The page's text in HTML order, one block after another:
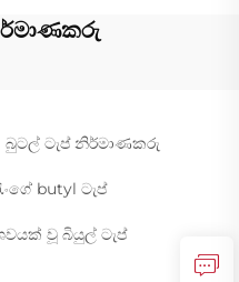
බුටල් ටැප් නිර්මාණකරු
butyl ටැප්
වූ බියුල් ටැප්